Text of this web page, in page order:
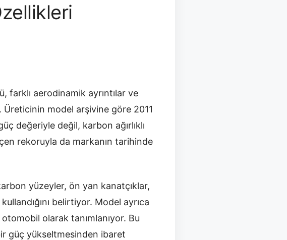
farklı aerodinamik ayrıntılar ve
Üreticinin model arşivine göre 2011
değeriyle değil, karbon ağırlıklı
rekoruyla da markanın tarihinde
yüzeyler, ön yan kanatçıklar,
belirtiyor. Model ayrıca
olarak tanımlanıyor. Bu
güç yükseltmesinden ibaret